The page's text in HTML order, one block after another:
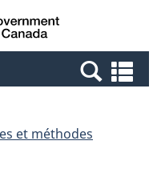
Canada
et
et méthodes